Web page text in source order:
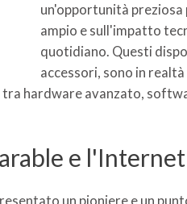
un'opportunità
ampio e sull'impatto
quotidiano. Questi
accessori, sono in
hardware avanzato,
e
un pioniere e un